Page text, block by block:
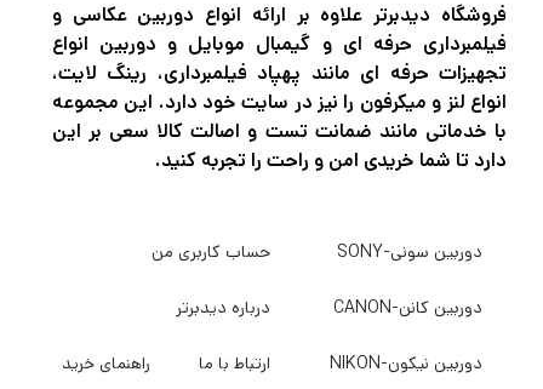
504PL ارائه شده است. تمام کنترل های اصلی
جدا از ضد تعادل در سمت چپ سر قرار دارند و
باعث می شود در حین کار دوربین تنظیمات را با
یک دست آسان انجام دهید. برای تطبیق پذیری
استفاده در یک نوار لغزنده یا دستگاه پشتیبانی
دیگر تبدیل کند.
فروشگاه دیدبرتر علاوه بر ارائه انواع دوربین عکاسی و
فیلمبرداری حرفه ای و گیمبال موبایل و دوربین انواع
تجهیزات حرفه ای مانند پهپاد فیلمبرداری، رینگ لایت،
انواع لنز و میکرفون را نیز در سایت خود دارد. این مجموعه
با خدماتی مانند ضمانت تست و اصالت کالا سعی بر این
دارد تا شما خریدی امن و راحت را تجربه کنید.
دوربین سونی-SONY
دوربین کانن-CANON
دوربین نیکون-NIKON
حساب کاربری من
درباره دیدبرتر
ارتباط با ما راهنمای خرید